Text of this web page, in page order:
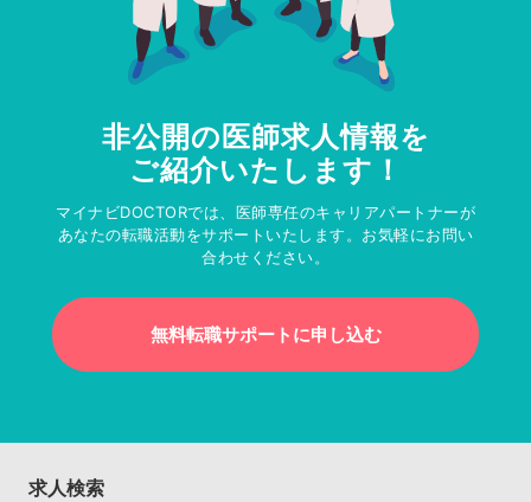
非公開の医師求人情報を
ご紹介いたします！
マイナビDOCTORでは、医師専任のキャリアパートナーが
あなたの転職活動をサポートいたします。お気軽にお問い
合わせください。
無料転職サポートに申し込む
求人検索